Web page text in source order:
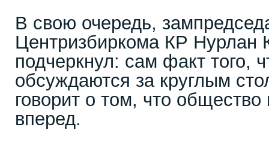
В свою очередь,
Центризбиркома КР Нурлан
подчеркнул: сам факт того,
обсуждаются за круглым
говорит о том, что общество
вперед.